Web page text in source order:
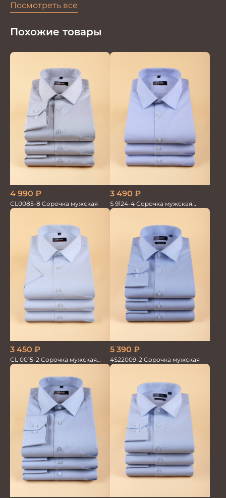
Посмотреть все
Похожие товары
4 990 ₽
CL0085-8 Сорочка мужская
3 490 ₽
S 9124-4 Сорочка мужская
короткий рукав
3 450 ₽
CL 0015-2 Сорочка мужская
короткий рукав
5 390 ₽
4S22009-2 Сорочка мужская